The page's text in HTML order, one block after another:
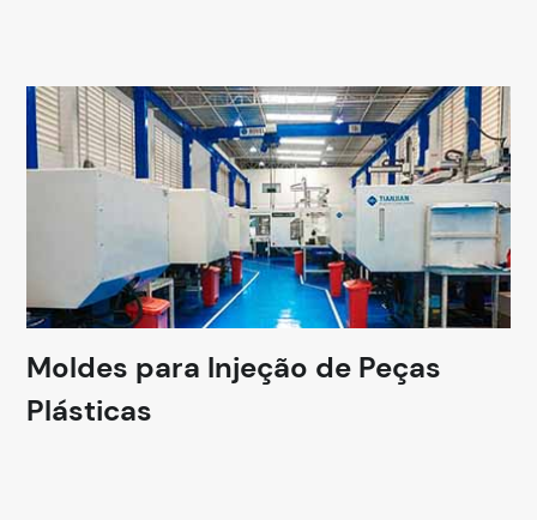
Moldes para Injeção de Peças
Plásticas